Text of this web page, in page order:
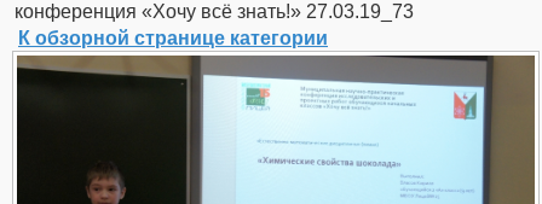
конференция «Хочу всё знать!» 27.03.19_73
К обзорной странице категории